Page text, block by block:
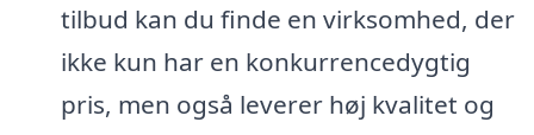
tilbud kan du finde en virksomhed, der
ikke kun har en konkurrencedygtig
pris, men også leverer høj kvalitet og